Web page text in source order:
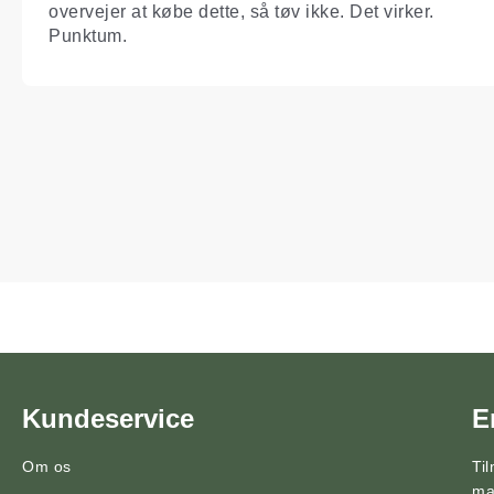
overvejer at købe dette, så tøv ikke. Det virker.
Punktum.
Kundeservice
Om os